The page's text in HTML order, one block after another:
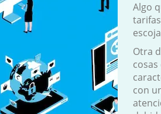
Algo
Otra
cosas
con